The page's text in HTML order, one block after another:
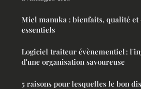
Miel manuka : bienfaits, qualité et
essentiels
Logiciel traiteur évènementiel :
d'une organisation savoureuse
5 raisons pour lesquelles le bon